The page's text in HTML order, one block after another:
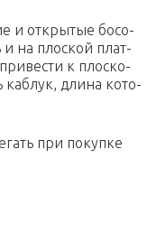
и откры­тые босо­
и на плос­кой плат­
к плос­ко­
каб­лук, дли­на кото­
при покуп­ке